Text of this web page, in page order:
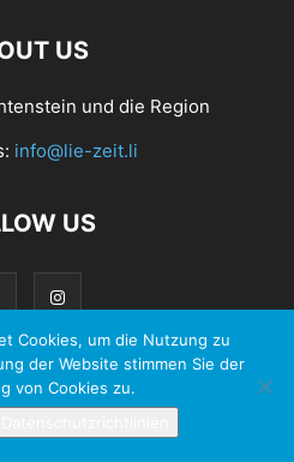
US
und die Region
info@lie-zeit.li
US
|Datenschutzerklärung
Cookies, um die Nutzung zu
der Website stimmen Sie der
von Cookies zu.